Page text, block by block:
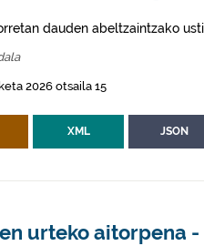
dauden abeltzaintzako
2026 otsaila 15
XML JSON
urteko aitorpena -